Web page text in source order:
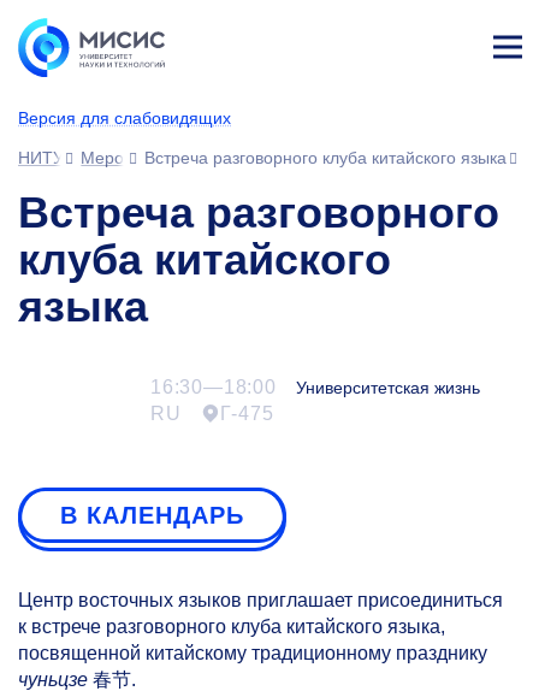
Версия для слабовидящих
ине
НИТУ МИСИСМероприятияВстреча разговорного клуба китайского языка
Встреча разговорного
клуба китайского
языка
16:30—18:00 Университетская жизнь
RU Г-475
В КАЛЕНДАРЬ
Центр восточных языков приглашает присоединиться
к встрече разговорного клуба китайского языка,
посвященной китайскому традиционному празднику
чуньцзе 春节.